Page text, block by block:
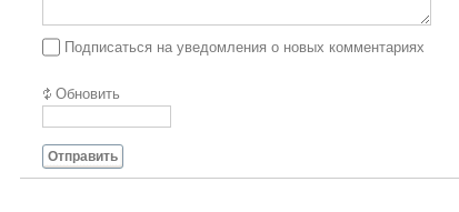
Подписаться на уведомления о новых комментариях
Обновить
Отправить